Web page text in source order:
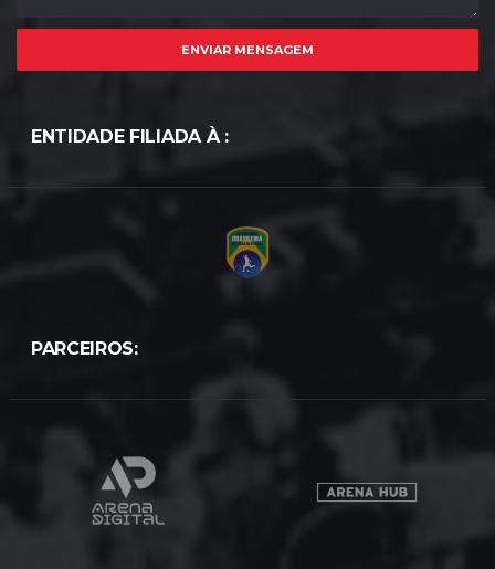
ENVIAR MENSAGEM
ENTIDADE FILIADA À :
PARCEIROS: